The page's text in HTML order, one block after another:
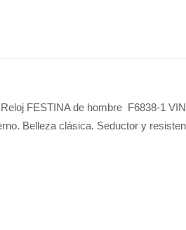
Reloj FESTINA de hombre F6838-1
Belleza clásica. Seductor y